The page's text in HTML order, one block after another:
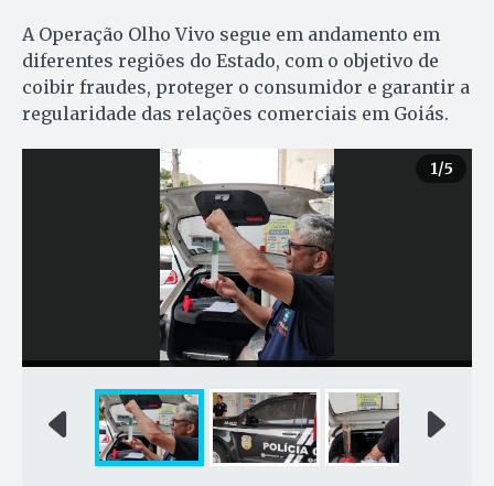
A Operação Olho Vivo segue em andamento em
diferentes regiões do Estado, com o objetivo de
coibir fraudes, proteger o consumidor e garantir a
regularidade das relações comerciais em Goiás.
1/5